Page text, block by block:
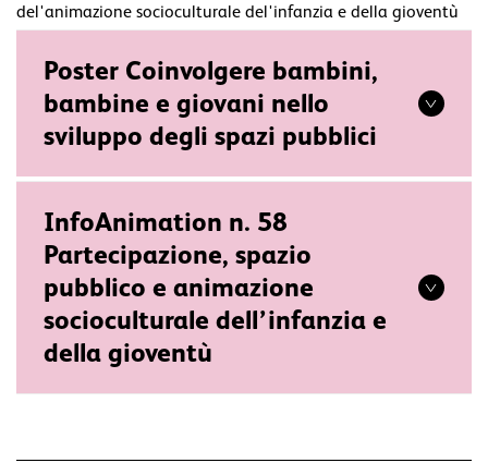
del'animazione socioculturale del'infanzia e della gioventù
Poster Coinvolgere bambini,
bambine e giovani nello
sviluppo degli spazi pubblici
InfoAnimation n. 58
Partecipazione, spazio
pubblico e animazione
socioculturale dell’infanzia e
della gioventù